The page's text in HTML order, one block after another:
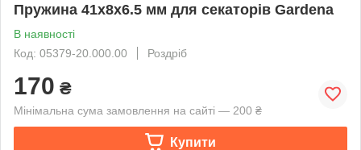
Пружина 41х8х6.5 мм для секаторів Gardena
В наявності
Код: 05379-20.000.00
Роздріб
170 ₴
Мінімальна сума замовлення на сайті — 200 ₴
Купити